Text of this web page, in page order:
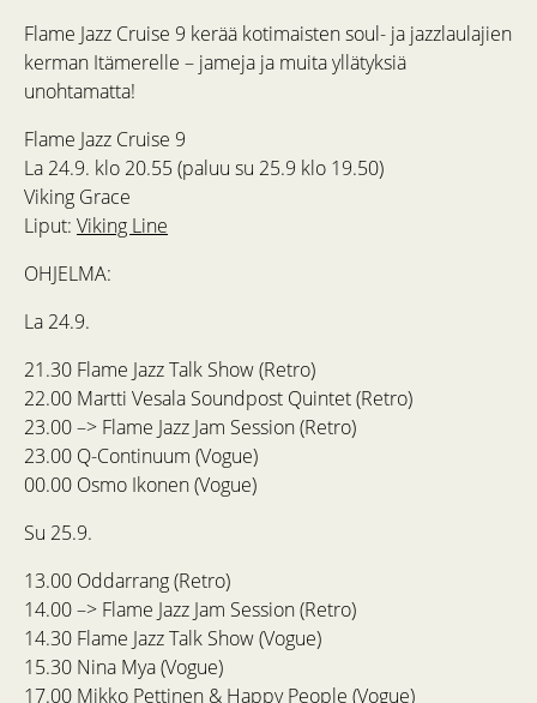
Flame Jazz Cruise 9 kerää kotimaisten soul- ja jazzlaulajien
kerman Itämerelle – jameja ja muita yllätyksiä
unohtamatta!
Flame Jazz Cruise 9
La 24.9. klo 20.55 (paluu su 25.9 klo 19.50)
Viking Grace
Liput: Viking Line
OHJELMA:
La 24.9.
21.30 Flame Jazz Talk Show (Retro)
22.00 Martti Vesala Soundpost Quintet (Retro)
23.00 –> Flame Jazz Jam Session (Retro)
23.00 Q-Continuum (Vogue)
00.00 Osmo Ikonen (Vogue)
Su 25.9.
13.00 Oddarrang (Retro)
14.00 –> Flame Jazz Jam Session (Retro)
14.30 Flame Jazz Talk Show (Vogue)
15.30 Nina Mya (Vogue)
17.00 Mikko Pettinen & Happy People (Vogue)